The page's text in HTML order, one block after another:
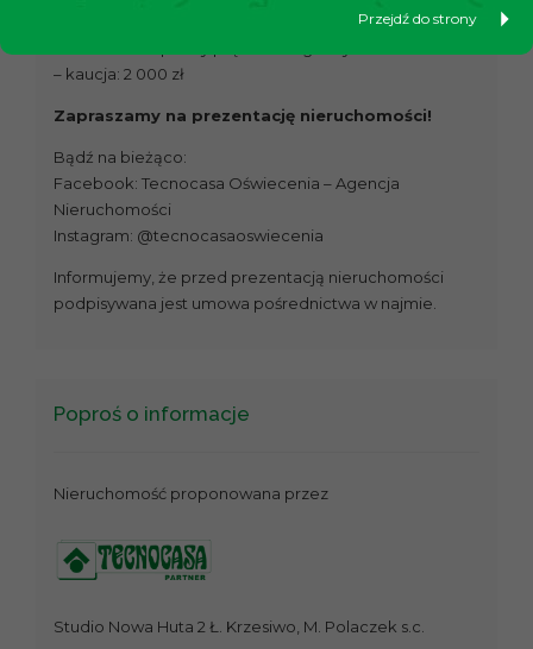
Przejdź do strony
– kaucja: 2 000 zł
Zapraszamy na prezentację nieruchomości!
Bądź na bieżąco:
Facebook: Tecnocasa Oświecenia – Agencja
Nieruchomości
Instagram: @tecnocasaoswiecenia
Informujemy, że przed prezentacją nieruchomości
podpisywana jest umowa pośrednictwa w najmie.
Poproś o informacje
Nieruchomość proponowana przez
Studio Nowa Huta 2 Ł. Krzesiwo, M. Polaczek s.c.